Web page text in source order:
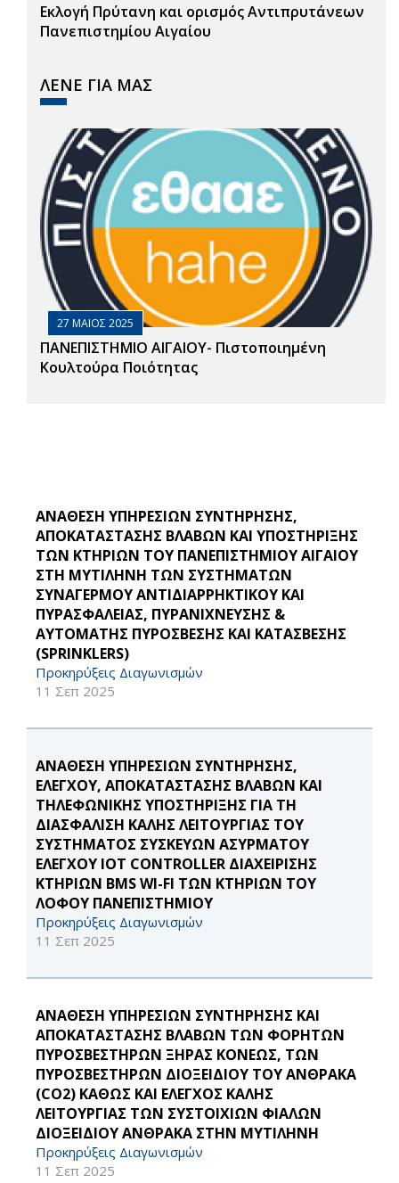
Εκλογή Πρύτανη και ορισμός Αντιπρυτάνεων
Πανεπιστημίου Αιγαίου
ΛΕΝΕ ΓΙΑ ΜΑΣ
27 ΜΑΙΟΣ 2025
ΠΑΝΕΠΙΣΤΗΜΙΟ ΑΙΓΑΙΟΥ- Πιστοποιημένη
Κουλτούρα Ποιότητας
ΑΝΑΘΕΣΗ ΥΠΗΡΕΣΙΩΝ ΣΥΝΤΗΡΗΣΗΣ,
ΑΠΟΚΑΤΑΣΤΑΣΗΣ ΒΛΑΒΩΝ ΚΑΙ ΥΠΟΣΤΗΡΙΞΗΣ
ΤΩΝ ΚΤΗΡΙΩΝ ΤΟΥ ΠΑΝΕΠΙΣΤΗΜΙΟΥ ΑΙΓΑΙΟΥ
ΣΤΗ ΜΥΤΙΛΗΝΗ ΤΩΝ ΣΥΣΤΗΜΑΤΩΝ
ΣΥΝΑΓΕΡΜΟΥ ΑΝΤΙΔΙΑΡΡΗΚΤΙΚΟΥ ΚΑΙ
ΠΥΡΑΣΦΑΛΕΙΑΣ, ΠΥΡΑΝΙΧΝΕΥΣΗΣ &
ΑΥΤΟΜΑΤΗΣ ΠΥΡΟΣΒΕΣΗΣ ΚΑΙ ΚΑΤΑΣΒΕΣΗΣ
(SPRINKLERS)
Προκηρύξεις Διαγωνισμών
11 Σεπ 2025
ΑΝΑΘΕΣΗ ΥΠΗΡΕΣΙΩΝ ΣΥΝΤΗΡΗΣΗΣ,
ΕΛΕΓΧΟΥ, ΑΠΟΚΑΤΑΣΤΑΣΗΣ ΒΛΑΒΩΝ ΚΑΙ
ΤΗΛΕΦΩΝΙΚΗΣ ΥΠΟΣΤΗΡΙΞΗΣ ΓΙΑ ΤΗ
ΔΙΑΣΦΑΛΙΣΗ ΚΑΛΗΣ ΛΕΙΤΟΥΡΓΙΑΣ ΤΟΥ
ΣΥΣΤΗΜΑΤΟΣ ΣΥΣΚΕΥΩΝ ΑΣΥΡΜΑΤΟΥ
ΕΛΕΓΧΟΥ IOT CONTROLLER ΔΙΑΧΕΙΡΙΣΗΣ
ΚΤΗΡΙΩΝ BMS WI-FI ΤΩΝ ΚΤΗΡΙΩΝ ΤΟΥ
ΛΟΦΟΥ ΠΑΝΕΠΙΣΤΗΜΙΟΥ
Προκηρύξεις Διαγωνισμών
11 Σεπ 2025
ΑΝΑΘΕΣΗ ΥΠΗΡΕΣΙΩΝ ΣΥΝΤΗΡΗΣΗΣ ΚΑΙ
ΑΠΟΚΑΤΑΣΤΑΣΗΣ ΒΛΑΒΩΝ ΤΩΝ ΦΟΡΗΤΩΝ
ΠΥΡΟΣΒΕΣΤΗΡΩΝ ΞΗΡΑΣ ΚΟΝΕΩΣ, ΤΩΝ
ΠΥΡΟΣΒΕΣΤΗΡΩΝ ΔΙΟΞΕΙΔΙΟΥ ΤΟΥ ΑΝΘΡΑΚΑ
(CO2) ΚΑΘΩΣ ΚΑΙ ΕΛΕΓΧΟΣ ΚΑΛΗΣ
ΛΕΙΤΟΥΡΓΙΑΣ ΤΩΝ ΣΥΣΤΟΙΧΙΩΝ ΦΙΑΛΩΝ
ΔΙΟΞΕΙΔΙΟΥ ΑΝΘΡΑΚΑ ΣΤΗΝ ΜΥΤΙΛΗΝΗ
Προκηρύξεις Διαγωνισμών
11 Σεπ 2025